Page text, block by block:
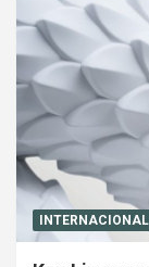
INTERNACIONAL